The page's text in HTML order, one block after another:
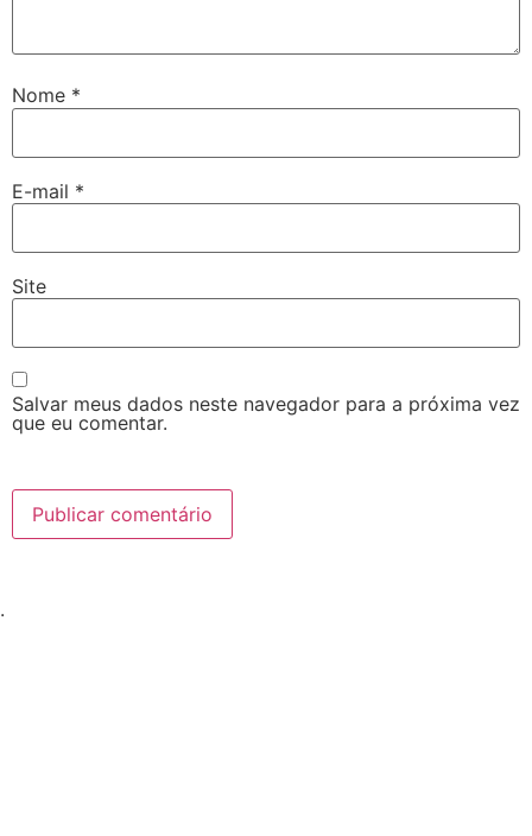
Nome *
E-mail *
Site
Salvar meus dados neste navegador para a próxima vez
que eu comentar.
.